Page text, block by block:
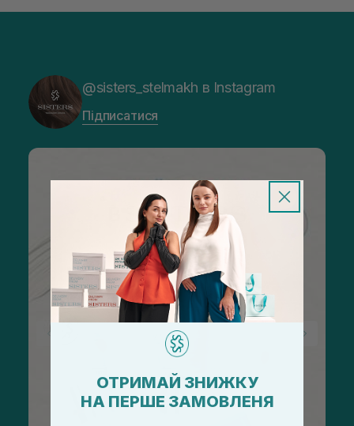
@sisters_stelmakh в Instagram
Підписатися
ОТРИМАЙ ЗНИЖКУ
НА ПЕРШЕ ЗАМОВЛЕНЯ